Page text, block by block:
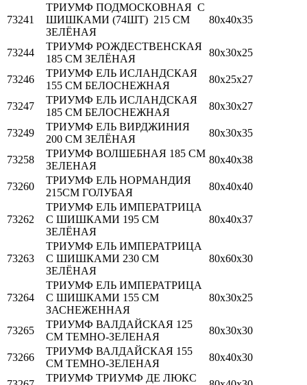
73241
ТРИУМФ ПОДМОСКОВНАЯ С
ШИШКАМИ (74ШТ) 215 СМ
ЗЕЛЁНАЯ
80х40х35
73244
ТРИУМФ РОЖДЕСТВЕНСКАЯ
185 СМ ЗЕЛЁНАЯ
80х30х25
73246
ТРИУМФ ЕЛЬ ИСЛАНДСКАЯ
155 СМ БЕЛОСНЕЖНАЯ
80х25х27
73247
ТРИУМФ ЕЛЬ ИСЛАНДСКАЯ
185 СМ БЕЛОСНЕЖНАЯ
80х30х27
73249
ТРИУМФ ЕЛЬ ВИРДЖИНИЯ
200 СМ ЗЕЛЁНАЯ
80х30х35
73258
ТРИУМФ ВОЛШЕБНАЯ 185 СМ
ЗЕЛЕНАЯ
80х40х38
73260
ТРИУМФ ЕЛЬ НОРМАНДИЯ
215СМ ГОЛУБАЯ
80х40х40
73262
ТРИУМФ ЕЛЬ ИМПЕРАТРИЦА
С ШИШКАМИ 195 CM
ЗЕЛЁНАЯ
80х40х37
73263
ТРИУМФ ЕЛЬ ИМПЕРАТРИЦА
С ШИШКАМИ 230 CM
ЗЕЛЁНАЯ
80х60х30
73264
ТРИУМФ ЕЛЬ ИМПЕРАТРИЦА
С ШИШКАМИ 155 СМ
ЗАСНЕЖЕННАЯ
80х30х25
73265
ТРИУМФ ВАЛДАЙСКАЯ 125
СМ ТЕМНО-ЗЕЛЕНАЯ
80х30х30
73266
ТРИУМФ ВАЛДАЙСКАЯ 155
СМ ТЕМНО-ЗЕЛЕНАЯ
80х40х30
ТРИУМФ ТРИУМФ ДЕ ЛЮКС